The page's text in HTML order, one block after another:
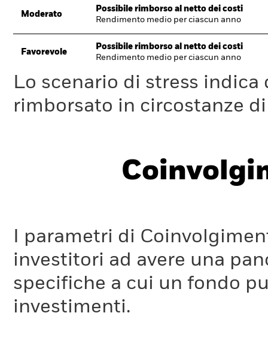
Moderato
Possibile rimborso al netto dei costi
Rendimento medio per ciascun anno
Favorevole
Possibile rimborso al netto dei costi
Rendimento medio per ciascun anno
Lo scenario di stress
rimborsato in circostanze
I parametri di
investitori ad avere una
specifiche a cui un fondo
investimenti.